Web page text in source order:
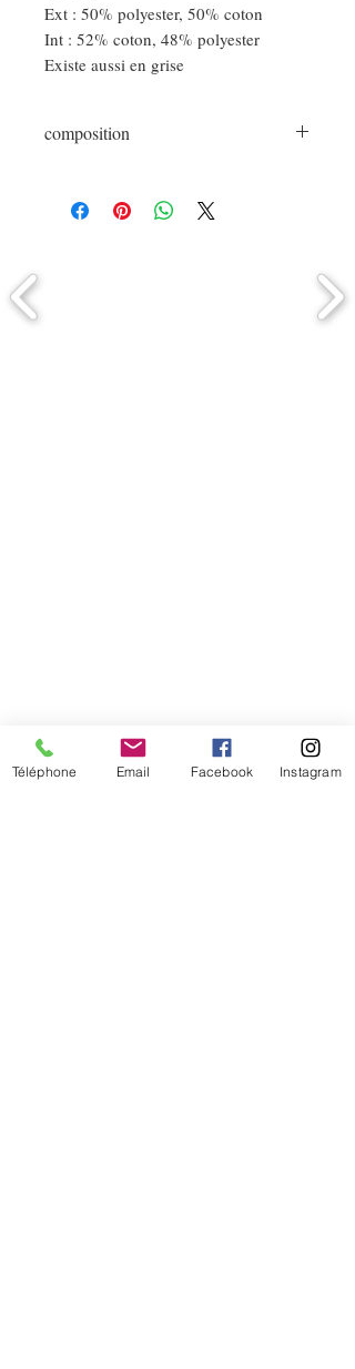
Ext : 50% polyester, 50% coton
Int : 52% coton, 48% polyester
Existe aussi en grise
composition
35%polyester
Composition intérieure : 100% coton
Téléphone Email Facebook Instagram